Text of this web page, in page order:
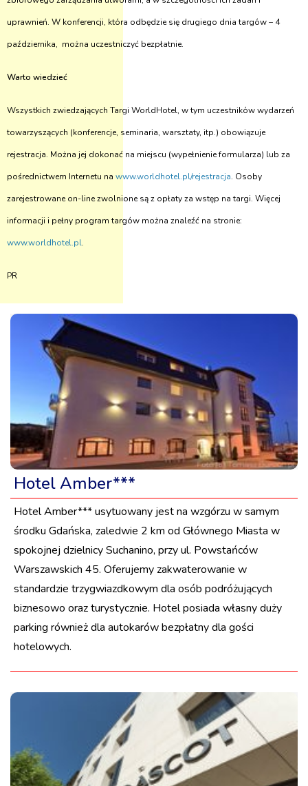
uprawnień. W konferencji, która odbędzie się drugiego dnia targów – 4
października, można uczestniczyć bezpłatnie.
Warto wiedzieć
Wszystkich zwiedzających Targi WorldHotel, w tym uczestników wydarzeń
towarzyszących (konferencje, seminaria, warsztaty, itp.) obowiązuje
rejestracja. Można jej dokonać na miejscu (wypełnienie formularza) lub za
pośrednictwem Internetu na www.worldhotel.pl/rejestracja. Osoby
zarejestrowane on-line zwolnione są z opłaty za wstęp na targi. Więcej
informacji i pełny program targów można znaleźć na stronie:
www.worldhotel.pl.
PR
Hotel Amber***
Hotel Amber*** usytuowany jest na wzgórzu w samym
środku Gdańska, zaledwie 2 km od Głównego Miasta w
spokojnej dzielnicy Suchanino, przy ul. Powstańców
Warszawskich 45. Oferujemy zakwaterowanie w
standardzie trzygwiazdkowym dla osób podróżujących
biznesowo oraz turystycznie. Hotel posiada własny duży
parking również dla autokarów bezpłatny dla gości
hotelowych.